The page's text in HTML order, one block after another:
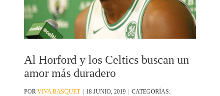
Al Horford y los Celtics buscan un
amor más duradero
PORVIVA BASQUET 18 JUNIO, 2019
CATEGORÍAS: